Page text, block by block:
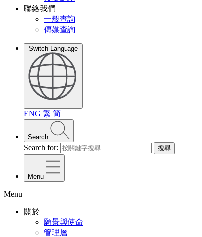
聯絡我們
一般查詢
傳媒查詢
Switch Language
ENG 繁 简
Search
Search for: 搜尋
Menu
Menu
關於
願景與使命
管理層